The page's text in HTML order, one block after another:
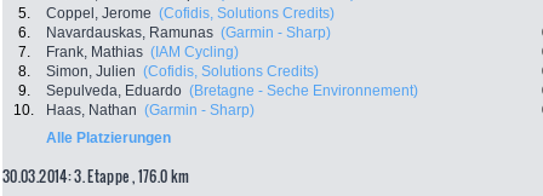
5.
Coppel, Jerome (Cofidis, Solutions Credits)
6.
Navardauskas, Ramunas (Garmin - Sharp)
7.
Frank, Mathias (IAM Cycling)
8.
Simon, Julien (Cofidis, Solutions Credits)
9.
Sepulveda, Eduardo (Bretagne - Seche Environnement)
10.
Haas, Nathan (Garmin - Sharp)
Alle Platzierungen
30.03.2014: 3. Etappe , 176.0 km